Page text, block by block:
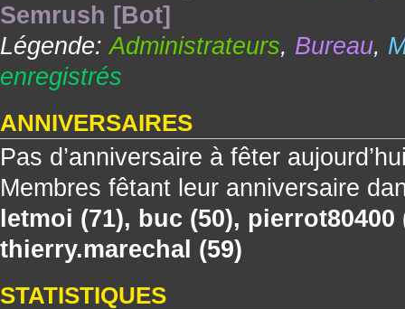
Semrush [Bot]
Légende:Administrateurs, Bureau,
enregistrés
ANNIVERSAIRES
Pas d’anniversaire à fêter
Membres fêtant leur anniversaire
letmoi (71), buc (50), pierrot80400
thierry.marechal (59)
STATISTIQUES